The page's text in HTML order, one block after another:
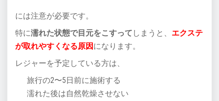
には注意が必要です。
特に濡れた状態で目元をこすって しまうと、 エクステ
が取れやすくなる原因 になります。
レジャーを予定している方は、
旅行の2〜5日前に施術する
濡れた後は自然乾燥させない